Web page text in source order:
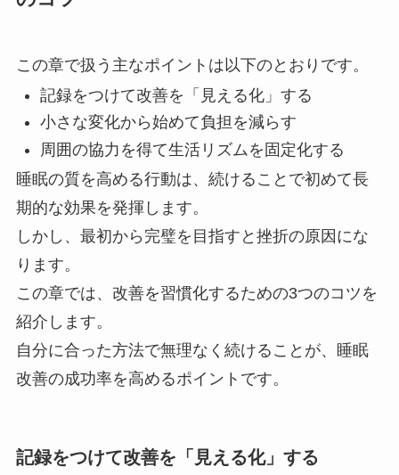
この章で扱う主なポイントは以下のとおりです。
記録をつけて改善を「見える化」する
小さな変化から始めて負担を減らす
周囲の協力を得て生活リズムを固定化する
睡眠の質を高める行動は、続けることで初めて長
期的な効果を発揮します。
しかし、最初から完璧を目指すと挫折の原因にな
ります。
この章では、改善を習慣化するための3つのコツを
紹介します。
自分に合った方法で無理なく続けることが、睡眠
改善の成功率を高めるポイントです。
記録をつけて改善を「見える化」する